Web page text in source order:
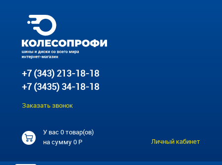
+7 (343) 213-18-18
+7 (3435) 34-18-18
Заказать звонок
У вас0 товар(ов)
на сумму0 Р Личный кабинет